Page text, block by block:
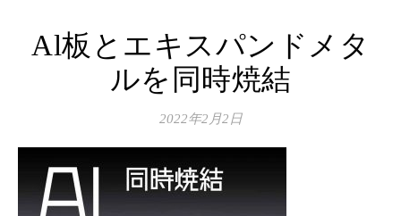
Al板とエキスパンドメタ
ルを同時焼結
2022年2月2日